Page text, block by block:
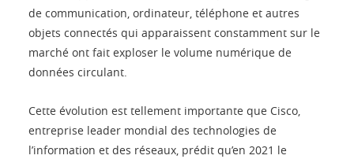
de communication, ordinateur, téléphone et autres
objets connectés qui apparaissent constamment sur le
marché ont fait exploser le volume numérique de
données circulant.
Cette évolution est tellement importante que Cisco,
entreprise leader mondial des technologies de
l’information et des réseaux, prédit qu’en 2021 le